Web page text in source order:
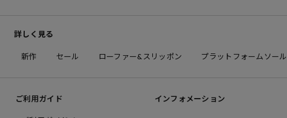
詳しく見る
新作 セール ローファー&スリッポン プラットフォームソール
ご利用ガイド インフォメーション